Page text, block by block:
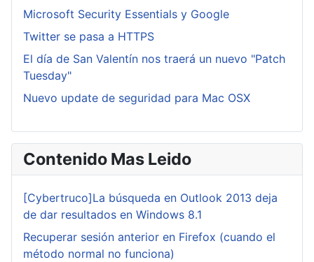
Microsoft Security Essentials y Google
Twitter se pasa a HTTPS
El día de San Valentín nos traerá un nuevo "Patch
Tuesday"
Nuevo update de seguridad para Mac OSX
Contenido Mas Leido
[Cybertruco]La búsqueda en Outlook 2013 deja
de dar resultados en Windows 8.1
Recuperar sesión anterior en Firefox (cuando el
método normal no funciona)